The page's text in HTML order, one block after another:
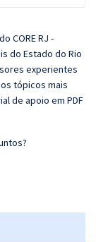
CORE RJ -
do Estado do Rio
experientes
tópicos mais
de apoio em PDF